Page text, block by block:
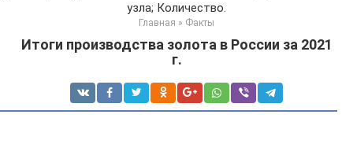
узла; Количество.
Главная » Факты
Итоги производства золота в России за 2021
г.